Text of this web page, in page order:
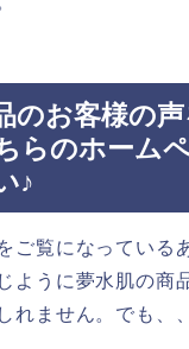
のお客様の
らのホーム
♪
ご覧になっている
ように夢水肌の商
れません。でも、